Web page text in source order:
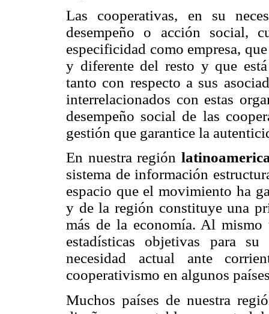
Las cooperativas, en su
desempeño o acción social,
especificidad como empresa,
y diferente del resto y que
tanto con respecto a sus
interrelacionados con estas
desempeño social de las
gestión que garantice la
En nuestra región
sistema de información
espacio que el movimiento ha
y de la región constituye una
más de la economía. Al
estadísticas objetivas para
necesidad actual ante
cooperativismo en algunos
Muchos países de nuestra